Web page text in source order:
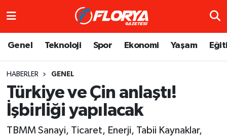
Genel Teknoloji Spor Ekonomi Yaşam
HABERLER GENEL
Türkiye ve Çin anlaştı!
İşbirliği yapılacak
TBMM Sanayi, Ticaret, Enerji, Tabii Kaynaklar,
Trafik Durumu
Süper Lig Puan Durumu ve Fikstür
Tüm Manşetler